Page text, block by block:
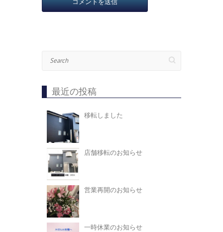
最近の投稿
移転しました
店舗移転のお知らせ
営業再開のお知らせ
一時休業のお知らせ